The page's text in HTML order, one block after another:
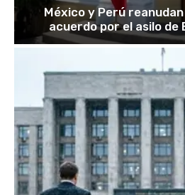
México y Perú
acuerdo por el asilo de